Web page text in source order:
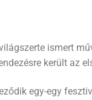
ismert
került az
egy-egy